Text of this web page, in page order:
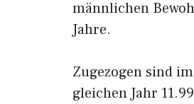
männlichen
Jahre.
Zugezogen sind
gleichen Jahr